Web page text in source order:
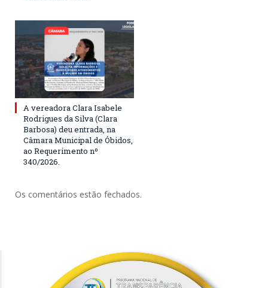
A vereadora Clara Isabele
Rodrigues da Silva (Clara
Barbosa) deu entrada, na
Câmara Municipal de Óbidos,
ao Requerimento nº
340/2026.
Os comentários estão fechados.